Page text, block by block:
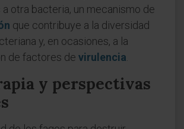
otra bacteria, un mecanismo de
que contribuye a la diversidad
y, en ocasiones, a la
de factores de virulencia
y perspectivas